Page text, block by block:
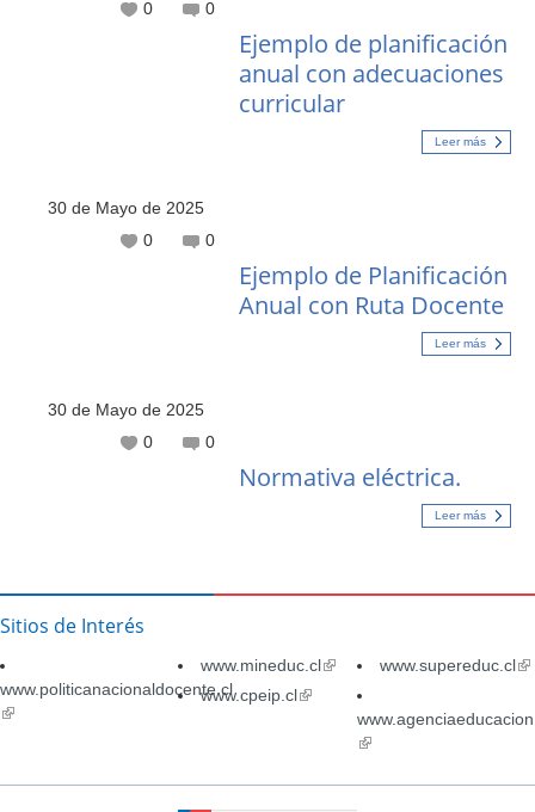
0
0
Ejemplo de planificación
anual con adecuaciones
curricular
Leer más
30 de Mayo de 2025
0
0
Ejemplo de Planificación
Anual con Ruta Docente
Leer más
30 de Mayo de 2025
0
0
Normativa eléctrica.
Leer más
Sitios de Interés
www.politicanacionaldocente.cl
(link
www.mineduc.cl(link
external)
www.supereduc.cl
www.cpeip.cl(link
external)(link
external)